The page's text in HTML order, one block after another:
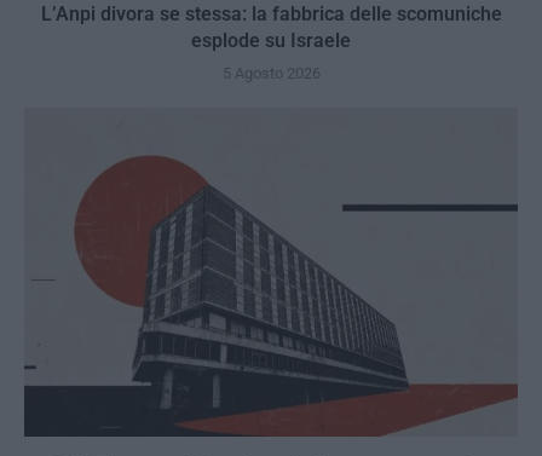
L’Anpi divora se stessa: la fabbrica delle scomuniche
esplode su Israele
5 Agosto 2026